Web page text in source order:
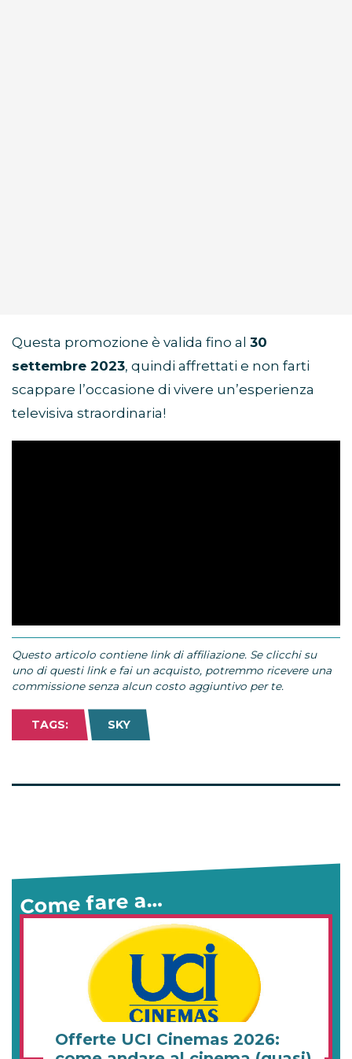
Questa promozione è valida fino al 30
settembre 2023, quindi affrettati e non farti
scappare l’occasione di vivere un’esperienza
televisiva straordinaria!
Questo articolo contiene link di affiliazione. Se clicchi su
uno di questi link e fai un acquisto, potremmo ricevere una
commissione senza alcun costo aggiuntivo per te.
TAGS: SKY
Come fare a…
Offerte UCI Cinemas 2026: